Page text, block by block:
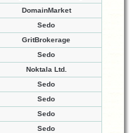
DomainMarket
Sedo
GritBrokerage
Sedo
Noktala Ltd.
Sedo
Sedo
Sedo
Sedo